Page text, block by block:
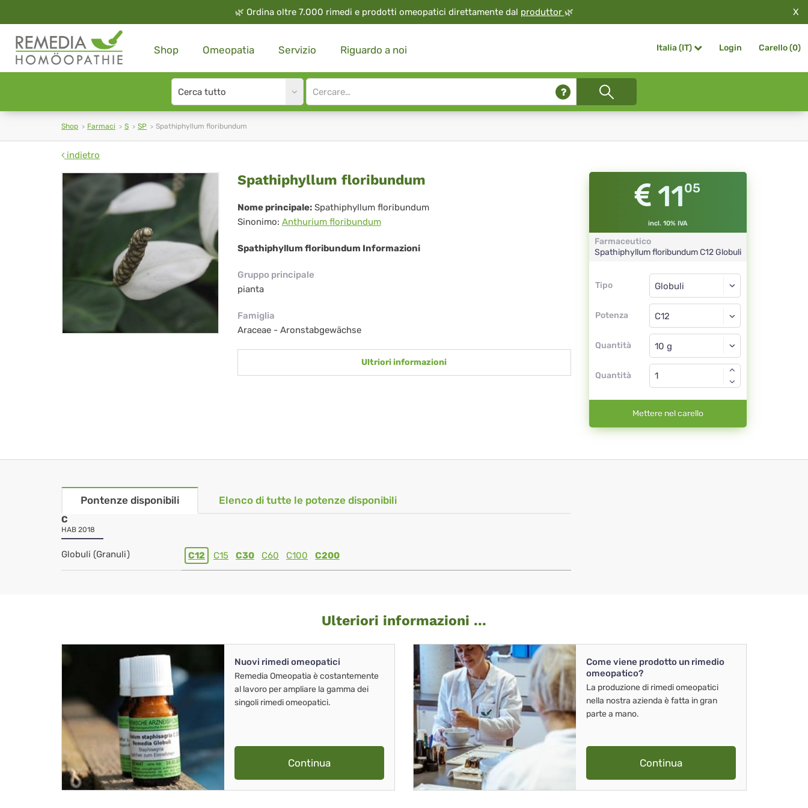
🌿 Ordina oltre 7.000 rimedi e prodotti omeopatici direttamente dal produttor 🌿 X
Shop Omeopatia Servizio Riguardo a noi Italia (IT) Login Carello (0)
Search
type
Site
search
Shop Farmaci S SP Spathiphyllum floribundum
indietro
Spathiphyllum
floribundum
Spathiphyllum floribundum
Nome principale: Spathiphyllum floribundum
Sinonimo: Anthurium floribundum
Spathiphyllum floribundum Informazioni
Gruppo principale
pianta
Famiglia
Araceae - Aronstabgewächse
Ultriori informazioni
1105
incl. 10% IVA
Farmaceutico
Spathiphyllum floribundumC12 Globuli
Tipo
Tipo
Potenza
Globuli
C12
Quantità
Globuli
Quantità
Mettere nel carello
Pontenze disponibili Elenco di tutte le potenze disponibili
C
HAB 2018
Globuli (Granuli) C12 C15 C30 C60 C100 C200
Ulteriori informazioni ...
Nuovi rimedi omeopatici
Remedia Omeopatia è costantemente
al lavoro per ampliare la gamma dei
singoli rimedi omeopatici.
Continua
Come viene prodotto un rimedio
omeopatico?
La produzione di rimedi omeopatici
nella nostra azienda è fatta in gran
parte a mano.
Continua